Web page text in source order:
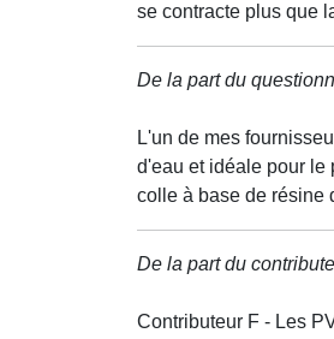
se contracte plus que
De la part du
L'un de mes
d'eau et idéale pour le
colle à base de résine
De la part du
Contributeur F - Les